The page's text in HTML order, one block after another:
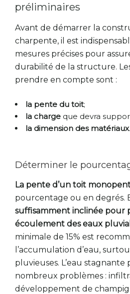
préliminaires
Avant de démarrer la
charpente, il est
mesures précises pour
durabilité de la structure.
prendre en compte sont :
la pente du toit;
la charge que devra
la dimension des matériaux.
Déterminer le
La pente d’un toit
pourcentage ou en degrés.
suffisamment inclinée pour
écoulement des eaux
minimale de 15% est
l’accumulation d’eau,
pluvieuses. L’eau
nombreux problèmes :
développement de